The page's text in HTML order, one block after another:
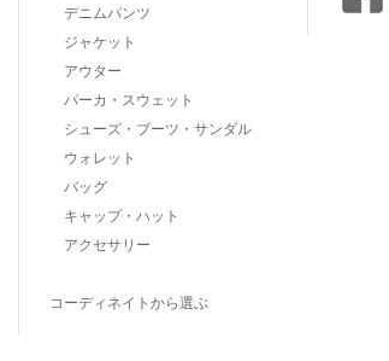
デニムパンツ
ジャケット
アウター
パーカ・スウェット
シューズ・ブーツ・サンダル
ウォレット
バッグ
キャップ・ハット
アクセサリー
コーディネイトから選ぶ